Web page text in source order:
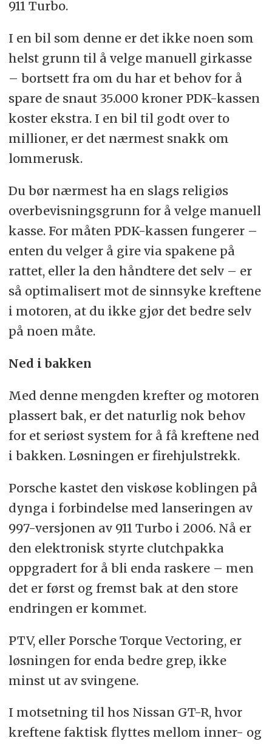
911 Turbo.
I en bil som denne er det ikke noen som
helst grunn til å velge manuell girkasse
– bortsett fra om du har et behov for å
spare de snaut 35.000 kroner PDK-kassen
koster ekstra. I en bil til godt over to
millioner, er det nærmest snakk om
lommerusk.
Du bør nærmest ha en slags religiøs
overbevisningsgrunn for å velge manuell
kasse. For måten PDK-kassen fungerer –
enten du velger å gire via spakene på
rattet, eller la den håndtere det selv – er
så optimalisert mot de sinnsyke kreftene
i motoren, at du ikke gjør det bedre selv
på noen måte.
Ned i bakken
Med denne mengden krefter og motoren
plassert bak, er det naturlig nok behov
for et seriøst system for å få kreftene ned
i bakken. Løsningen er firehjulstrekk.
Porsche kastet den viskøse koblingen på
dynga i forbindelse med lanseringen av
997-versjonen av 911 Turbo i 2006. Nå er
den elektronisk styrte clutchpakka
oppgradert for å bli enda raskere – men
det er først og fremst bak at den store
endringen er kommet.
PTV, eller Porsche Torque Vectoring, er
løsningen for enda bedre grep, ikke
minst ut av svingene.
I motsetning til hos Nissan GT-R, hvor
kreftene faktisk flyttes mellom inner- og